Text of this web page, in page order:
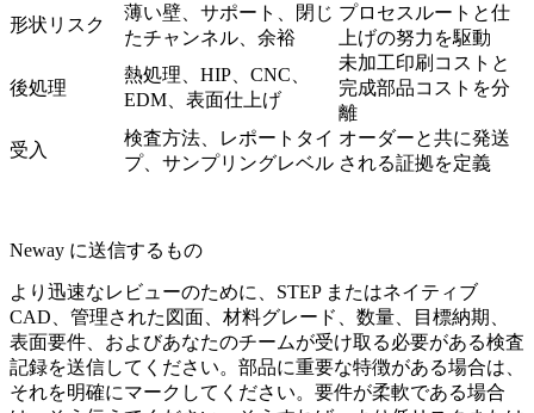
形状リスク
薄い壁、サポート、閉じ
たチャンネル、余裕
プロセスルートと仕
上げの努力を駆動
後処理
熱処理、HIP、CNC、
EDM、表面仕上げ
未加工印刷コストと
完成部品コストを分
離
受入
検査方法、レポートタイ
プ、サンプリングレベル
オーダーと共に発送
される証拠を定義
Neway に送信するもの
より迅速なレビューのために、STEP またはネイティブ
CAD、管理された図面、材料グレード、数量、目標納期、
表面要件、およびあなたのチームが受け取る必要がある検査
記録を送信してください。部品に重要な特徴がある場合は、
それを明確にマークしてください。要件が柔軟である場合